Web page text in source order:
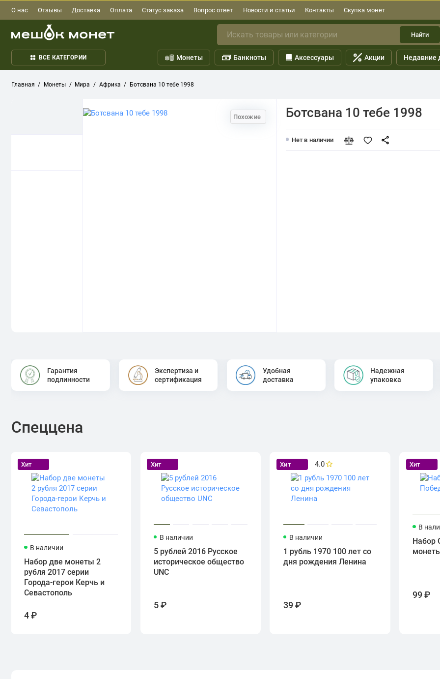
О нас Отзывы Доставка Оплата Статус заказа Вопрос ответ Новости и статьи Контакты Скупка монет
Найти
ВСЕ КАТЕГОРИИ Монеты Банкноты Аксессуары Акции Недавние
Главная Монеты Мира Африка Ботсвана 10 тебе 1998
Похожие Ботсвана 10 тебе 1998
Нет в наличии
Гарантия
подлинности
Экспертиза и
сертификация
Удобная
доставка
Надежная
упаковка
Спеццена
Хит
В наличии
Набор две монеты 2
рубля 2017 серии
Города-герои Керчь и
Севастополь
4 ₽
Хит
В наличии
5 рублей 2016 Русское
историческое общество
UNC
5 ₽
Хит 4.0
В наличии
1 рубль 1970 100 лет со
дня рождения Ленина
39 ₽
Хит
В
Набор
99 ₽